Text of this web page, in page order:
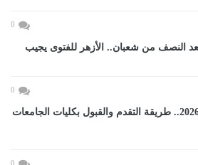
0
النصف من شعبان.. الأزهر للفتوى يجيب
0
تنسيق الجامعات 2026.. طريقة التقدم والقبول بكليات الجامعات
0